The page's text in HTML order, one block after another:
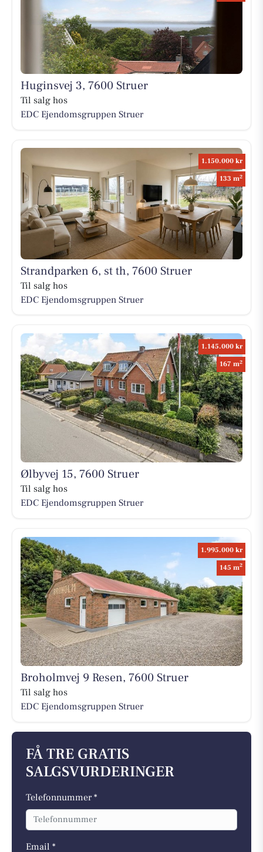
Huginsvej 3, 7600 Struer
Til salg hos
EDC Ejen­doms­grup­pen Struer
1.150.000 kr
133 m2
Strandparken 6, st th, 7600 Struer
Til salg hos
EDC Ejen­doms­grup­pen Struer
1.145.000 kr
167 m2
Ølbyvej 15, 7600 Struer
Til salg hos
EDC Ejen­doms­grup­pen Struer
1.995.000 kr
145 m2
Broholmvej 9 Resen, 7600 Struer
Til salg hos
EDC Ejen­doms­grup­pen Struer
FÅ TRE GRATIS
SALGSVURDERINGER
Telefonnummer *
Email *